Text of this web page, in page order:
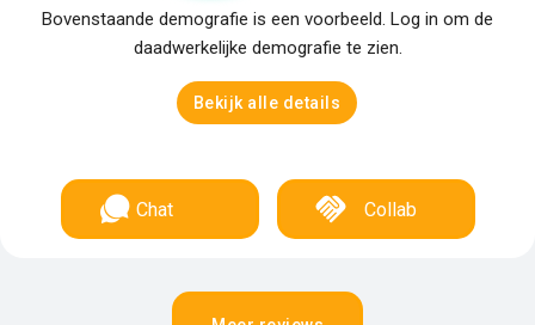
Bovenstaande demografie is een voorbeeld. Log in om de
daadwerkelijke demografie te zien.
Bekijk alle details
Chat Collab